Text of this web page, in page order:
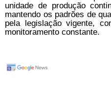
unidade de produção
mantendo os padrões de
pela legislação vigente,
monitoramento constante.